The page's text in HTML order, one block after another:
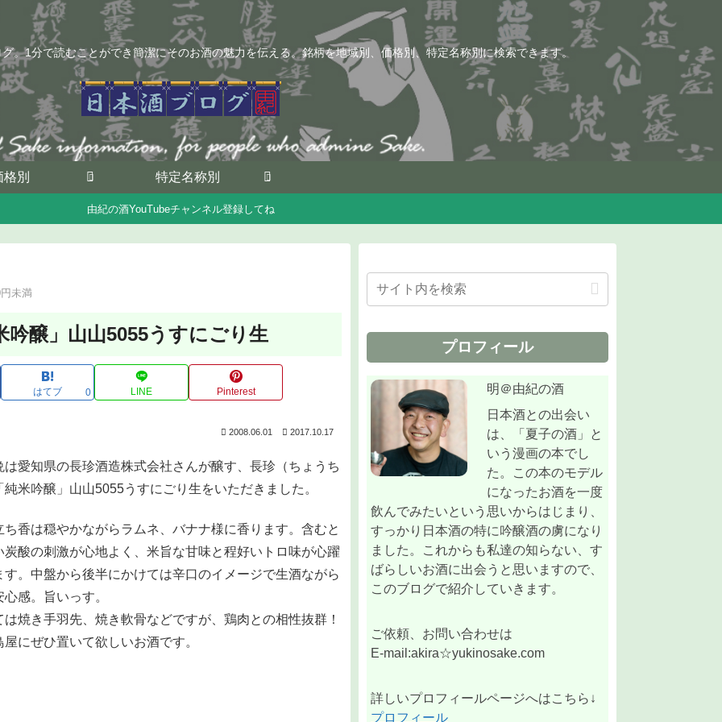
。1分で読むことができ簡潔にそのお酒の魅力を伝える。銘柄を地域別、価格別、特定名称別に検索できます。
格別 特定名称別
由紀の酒YouTubeチャンネル登録してね
未満
醸」山山5055うすにごり生
はてブ 0 LINE Pinterest
2008.06.01 2017.10.17
愛知県の長珍酒造株式会社さんが醸す、長珍（ちょうち
純米吟醸」山山5055うすにごり生をいただきました。
香は穏やかながらラムネ、バナナ様に香ります。含むと
炭酸の刺激が心地よく、米旨な甘味と程好いトロ味が心躍
す。中盤から後半にかけては辛口のイメージで生酒ながら
心感。旨いっす。
焼き手羽先、焼き軟骨などですが、鶏肉との相性抜群！
屋にぜひ置いて欲しいお酒です。
プロフィール
明＠由紀の酒
日本酒との出会い
は、「夏子の酒」と
いう漫画の本でし
た。この本のモデル
になったお酒を一度
飲んでみたいという思いからはじまり、
すっかり日本酒の特に吟醸酒の虜になり
ました。これからも私達の知らない、す
ばらしいお酒に出会うと思いますので、
このブログで紹介していきます。
ご依頼、お問い合わせは
E-mail:akira☆yukinosake.com
詳しいプロフィールページへはこちら↓
プロフィール